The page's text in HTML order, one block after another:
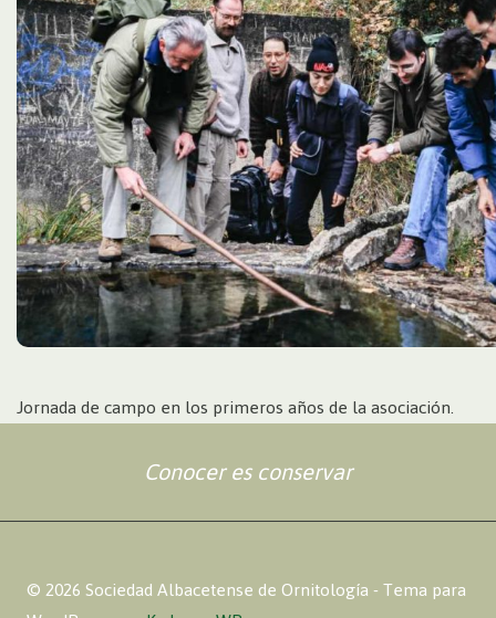
Jornada de campo en los primeros años de la asociación.
Conocer es conservar
© 2026 Sociedad Albacetense de Ornitología - Tema para